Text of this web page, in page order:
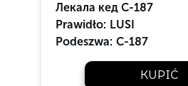
Лекала кед C-187
Prawidło: LUSI
Podeszwa: C-187
KUPIĆ